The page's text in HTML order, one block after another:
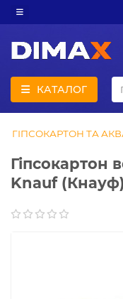
КАТАЛОГ
ГІПСОКАРТОН ТА
Гіпсокартон
Knauf